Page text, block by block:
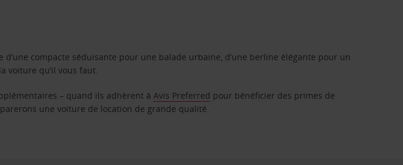
compacte séduisante pour une balade urbaine, d’une berline élégante pour un
voiture qu’il vous faut.
– quand ils adhèrent àAvis Preferred pour bénéficier des primes de
une voiture de location de grande qualité.